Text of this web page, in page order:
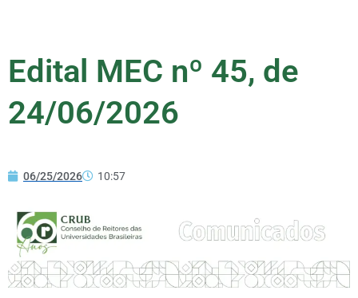
Edital MEC nº 45, de
24/06/2026
06/25/2026 10:57